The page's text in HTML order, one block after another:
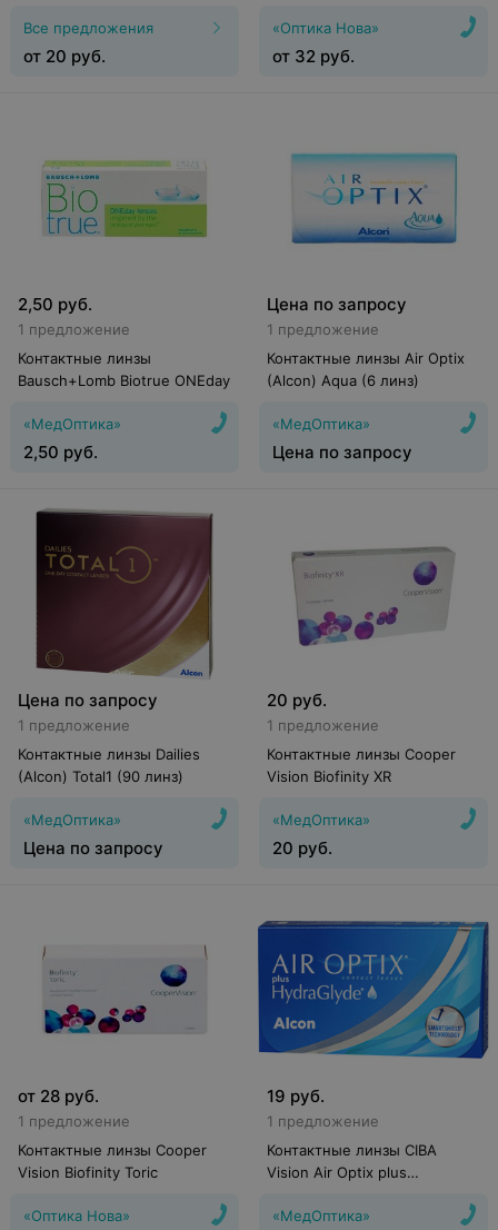
Все предложения
от 20 руб.
«Оптика Нова»
от 32 руб.
2,50 руб.
1 предложение
Контактные линзы
Bausch+Lomb Biotrue ONEday
«МедОптика»
2,50 руб.
Цена по запросу
1 предложение
Контактные линзы Air Optix
(Alcon) Aqua (6 линз)
«МедОптика»
Цена по запросу
Цена по запросу
1 предложение
Контактные линзы Dailies
(Alcon) Total1 (90 линз)
«МедОптика»
Цена по запросу
20 руб.
1 предложение
Контактные линзы Cooper
Vision Biofinity XR
«МедОптика»
20 руб.
от 28 руб.
1 предложение
Контактные линзы Cooper
Vision Biofinity Toric
«Оптика Нова»
19 руб.
1 предложение
Контактные линзы CIBA
Vision Air Optix plus
«МедОптика»